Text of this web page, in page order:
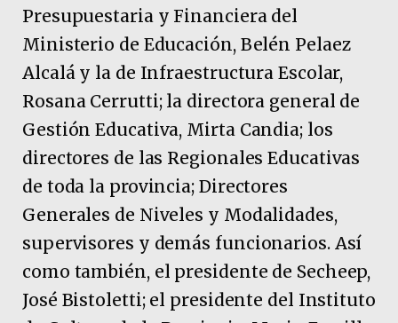
Presupuestaria y Financiera del
Ministerio de Educación, Belén Pelaez
Alcalá y la de Infraestructura Escolar,
Rosana Cerrutti; la directora general de
Gestión Educativa, Mirta Candia; los
directores de las Regionales Educativas
de toda la provincia; Directores
Generales de Niveles y Modalidades,
supervisores y demás funcionarios. Así
como también, el presidente de Secheep,
José Bistoletti; el presidente del Instituto